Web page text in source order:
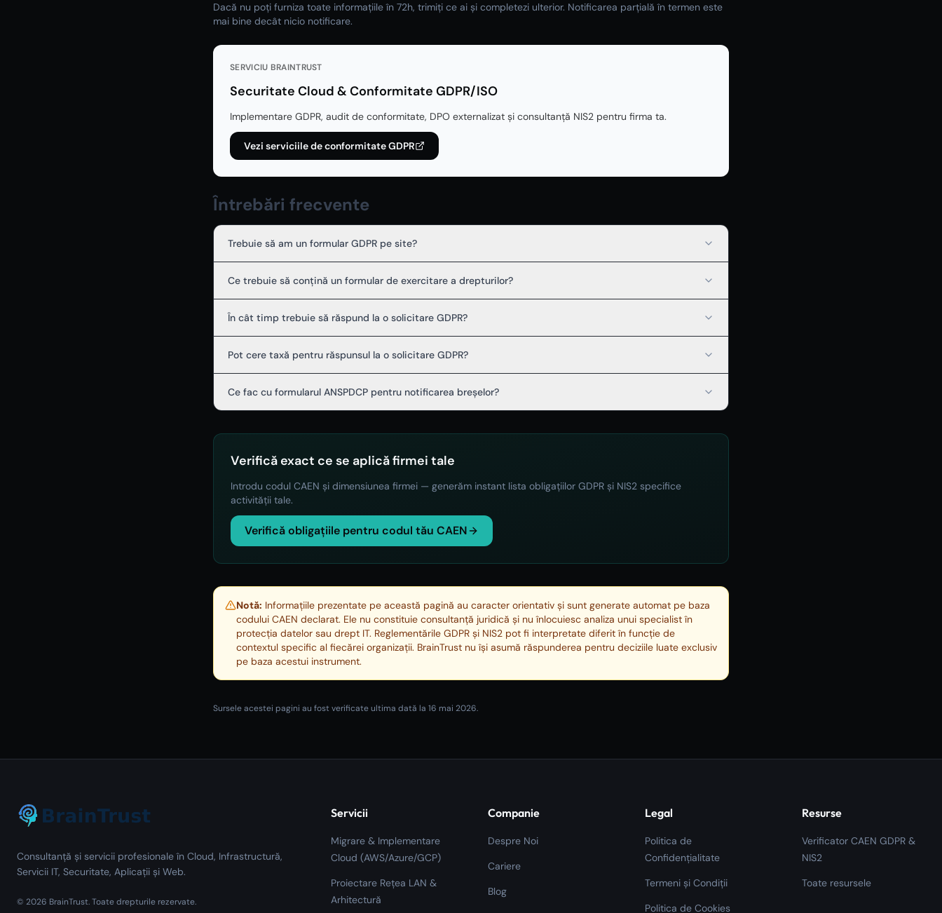
Dacă nu poți furniza toate informațiile în 72h, trimiți ce ai și completezi ulterior. Notificarea parțială în termen este
mai bine decât nicio notificare.
SERVICIU BRAINTRUST
Securitate Cloud & Conformitate GDPR/ISO
Implementare GDPR, audit de conformitate, DPO externalizat și consultanță NIS2 pentru firma ta.
Vezi serviciile de conformitate GDPR
Întrebări frecvente
Trebuie să am un formular GDPR pe site?
Ce trebuie să conțină un formular de exercitare a drepturilor?
În cât timp trebuie să răspund la o solicitare GDPR?
Pot cere taxă pentru răspunsul la o solicitare GDPR?
Ce fac cu formularul ANSPDCP pentru notificarea breșelor?
Verifică exact ce se aplică firmei tale
Introdu codul CAEN și dimensiunea firmei — generăm instant lista obligațiilor GDPR și NIS2 specifice
activității tale.
Verifică obligațiile pentru codul tău CAEN
Notă: Informațiile prezentate pe această pagină au caracter orientativ și sunt generate automat pe baza
codului CAEN declarat. Ele nu constituie consultanță juridică și nu înlocuiesc analiza unui specialist în
protecția datelor sau drept IT. Reglementările GDPR și NIS2 pot fi interpretate diferit în funcție de
contextul specific al fiecărei organizații. BrainTrust nu își asumă răspunderea pentru deciziile luate exclusiv
pe baza acestui instrument.
Sursele acestei pagini au fost verificate ultima dată la 16 mai 2026.
Consultanță și servicii profesionale în Cloud, Infrastructură,
Servicii IT, Securitate, Aplicații și Web.
© 2026 BrainTrust.Toate drepturile rezervate.
Servicii
Migrare & Implementare
Cloud (AWS/Azure/GCP)
Proiectare Rețea LAN &
Arhitectură
Companie
Despre Noi
Cariere
Blog
Legal
Politica de
Confidențialitate
Termeni și Condiții
Politica de Cookies
Resurse
Verificator CAEN GDPR &
NIS2
Toate resursele